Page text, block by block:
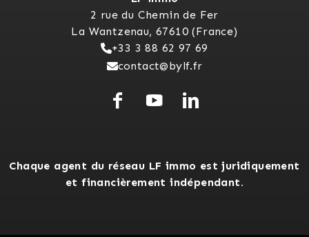
2 rue du Chemin de Fer
La Wantzenau, 67610 (France)
+33 3 88 62 97 69
contact@bylf.fr
Chaque agent du réseau LF immo est juridiquement
et financièrement indépendant.